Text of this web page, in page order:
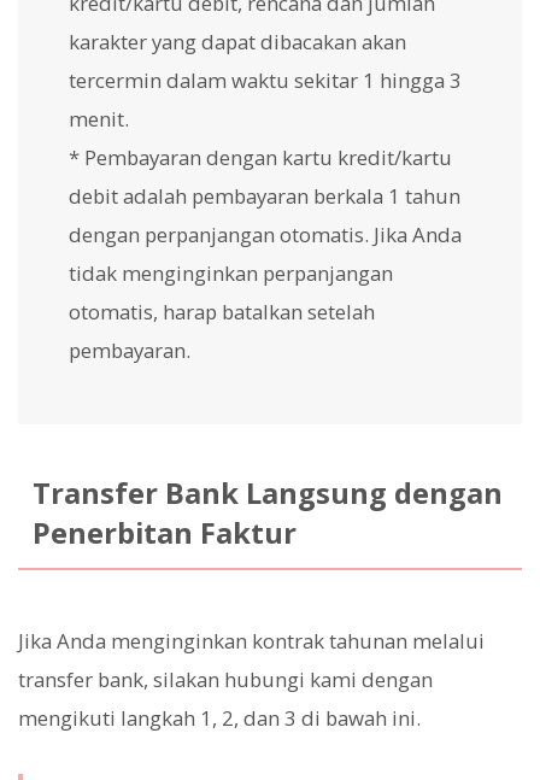
karakter yang dapat dibacakan akan
tercermin dalam waktu sekitar 1 hingga 3
menit.
* Pembayaran dengan kartu kredit/kartu
debit adalah pembayaran berkala 1 tahun
dengan perpanjangan otomatis. Jika Anda
tidak menginginkan perpanjangan
otomatis, harap batalkan setelah
pembayaran.
Transfer Bank Langsung dengan
Penerbitan Faktur
Jika Anda menginginkan kontrak tahunan melalui
transfer bank, silakan hubungi kami dengan
mengikuti langkah 1, 2, dan 3 di bawah ini.